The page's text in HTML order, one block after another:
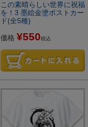
この素晴らしい世界に祝福
を！3 墨絵金塗ポストカー
ド(全5種)
価格 ¥550税込